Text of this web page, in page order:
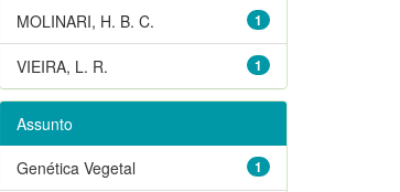
1
MOLINARI, H. B. C.
1
VIEIRA, L. R.
Assunto
1
Genética Vegetal